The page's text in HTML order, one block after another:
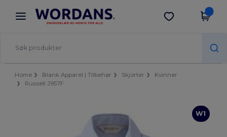
× Wordans-app
Bedre priser i appen!
Last ned app
Home Blank Apparel | Tilbehør Skjorter
Kvinner
Russell J957F
W1